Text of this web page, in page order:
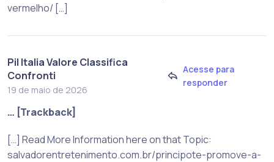
vermelho/ […]
Pil Italia Valore Classifica
Confronti
19 de maio de 2026
Acesse para
responder
… [Trackback]
[…] Read More Information here on that Topic:
salvadorentretenimento.com.br/principote-promove-a-